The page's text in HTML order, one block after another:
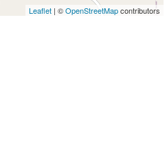
Leaflet | ©OpenStreetMapcontributors